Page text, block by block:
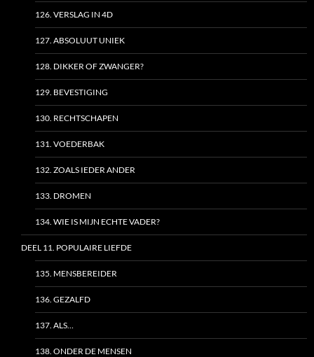
126. VERSLAG IN 4D
127. ABSOLUUT UNIEK
128. DIKKER OF ZWANGER?
129. BEVESTIGING
130. RECHTSCHAPEN
131. VOEDERBAK
132. ZOALS IEDER ANDER
133. DROMEN
134. WIE IS MIJN ECHTE VADER?
DEEL 11. POPULAIRE LIEFDE
135. MENSBEREIDER
136. GEZALFD
137. ALS…
138. ONDER DE MENSEN